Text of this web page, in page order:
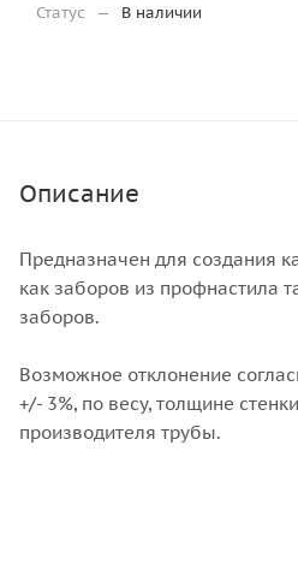
Статус — В наличии
Описание
Предназначен для создания
как заборов из профнастила
заборов.
Возможное отклонение
+/- 3%, по весу, толщине
производителя трубы.